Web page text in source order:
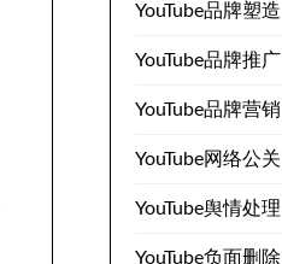
YouTube品牌塑造
YouTube品牌推广
YouTube品牌营销
YouTube网络公关
YouTube舆情处理
YouTube负面删除